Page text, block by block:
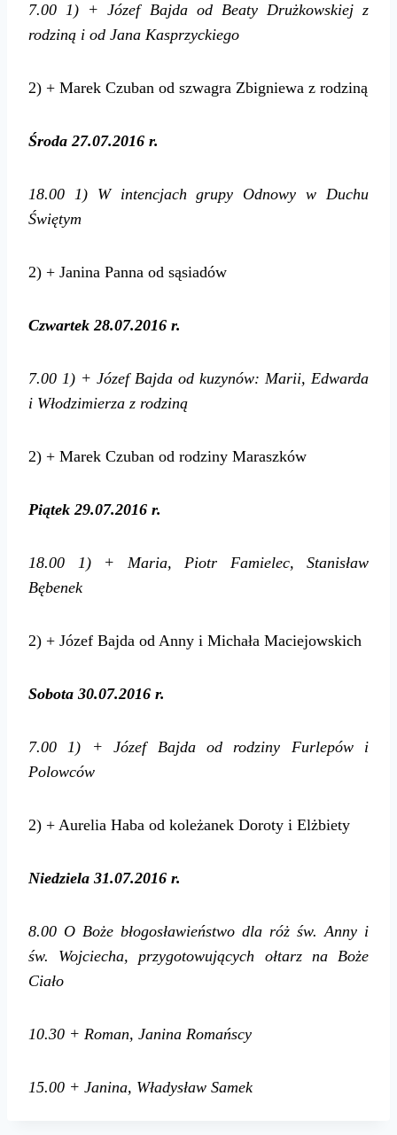
7.001) + Józef Bajda od Beaty Drużkowskiej z
rodziną i od Jana Kasprzyckiego
2) + Marek Czuban od szwagra Zbigniewa z rodziną
Środa 27.07.2016 r.
18.00 1) W intencjach grupy Odnowy w Duchu
Świętym
2) + Janina Panna od sąsiadów
Czwartek 28.07.2016 r.
7.00 1) + Józef Bajda od kuzynów: Marii, Edwarda
i Włodzimierza z rodziną
2) + Marek Czuban od rodziny Maraszków
Piątek 29.07.2016 r.
18.00 1) + Maria, Piotr Famielec, Stanisław
Bębenek
2) + Józef Bajda od Anny i Michała Maciejowskich
Sobota 30.07.2016 r.
7.001) + Józef Bajda od rodziny Furlepów i
Polowców
2) + Aurelia Haba od koleżanek Doroty i Elżbiety
Niedziela 31.07.2016 r.
8.00 O Boże błogosławieństwo dla róż św. Anny i
św. Wojciecha, przygotowujących ołtarz na Boże
Ciało
10.30 + Roman, Janina Romańscy
15.00 + Janina, Władysław Samek